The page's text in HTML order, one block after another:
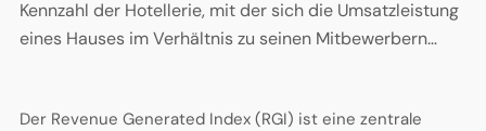
Kennzahl der Hotellerie, mit der sich die Umsatzleistung
eines Hauses im Verhältnis zu seinen Mitbewerbern…
Der Revenue Generated Index (RGI) ist eine zentrale